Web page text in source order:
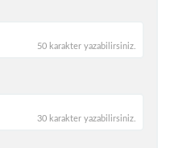
50 karakter yazabilirsiniz.
30 karakter yazabilirsiniz.